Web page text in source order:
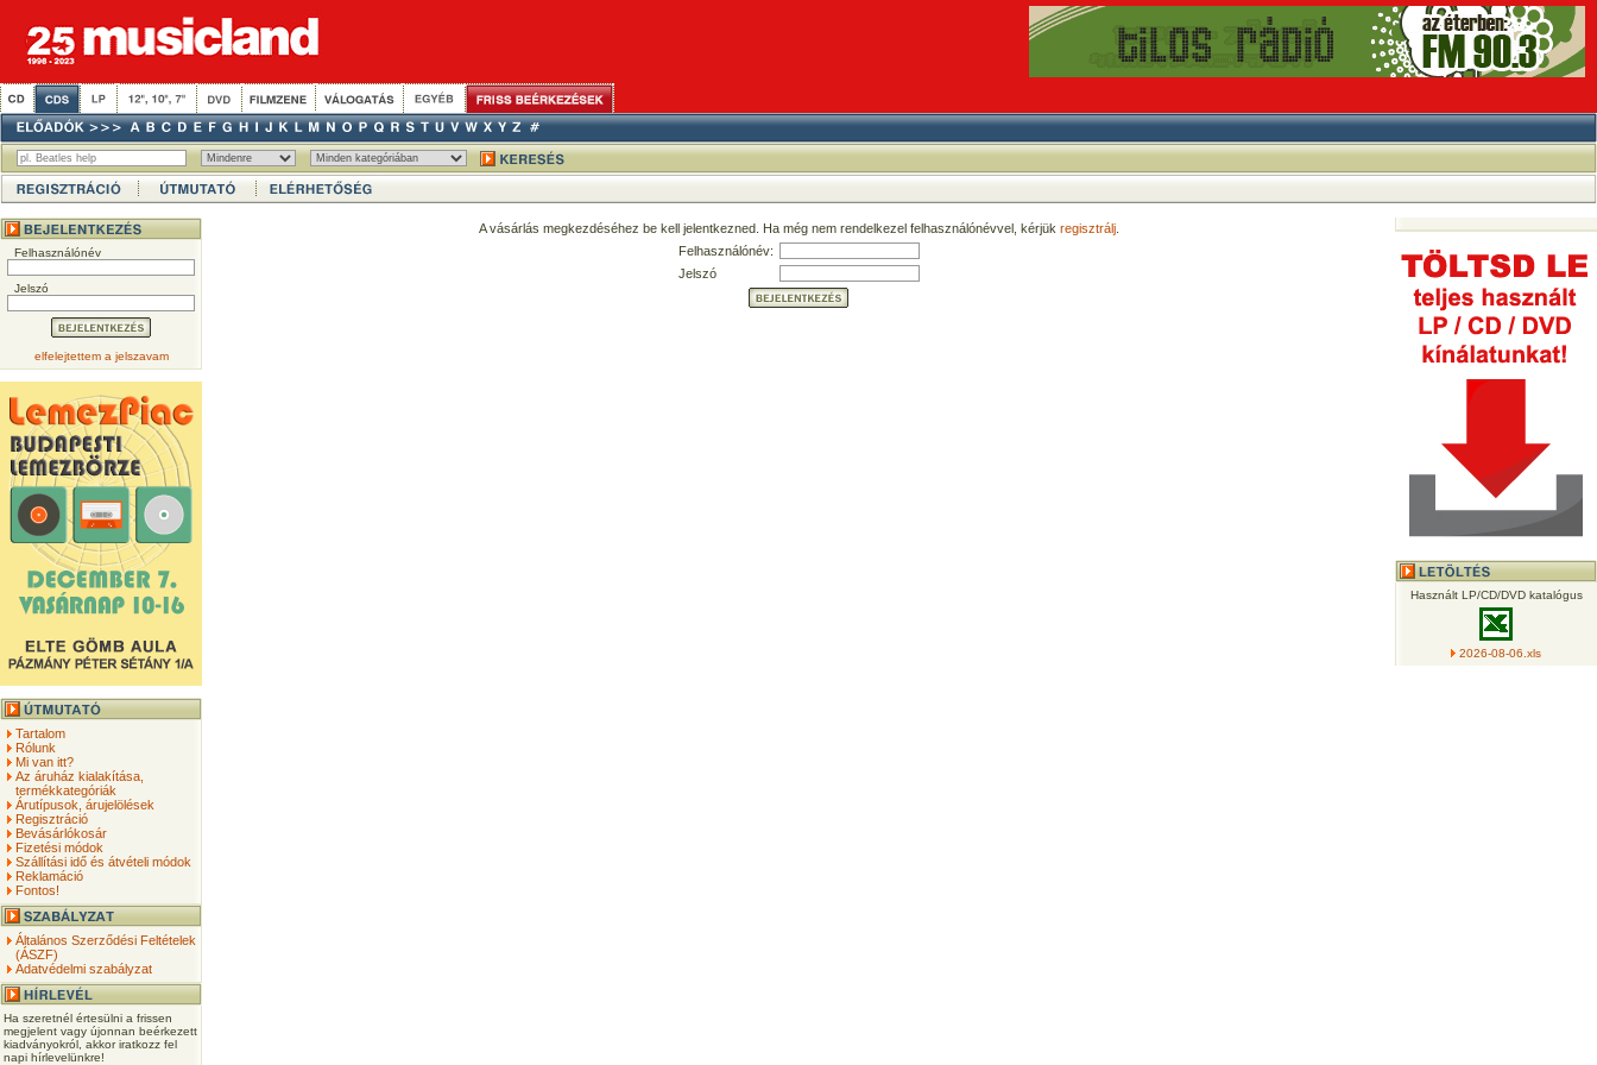
Felhasználónév
Jelszó
elfelejtettem a jelszavam
Tartalom
Rólunk
Mi van itt?
Az áruház kialakítása,
termékkategóriák
Árutípusok, árujelölések
Regisztráció
Bevásárlókosár
Fizetési módok
Szállítási idő és átvételi módok
Reklamáció
Fontos!
Általános Szerződési Feltételek
(ÁSZF)
Adatvédelmi szabályzat
Ha szeretnél értesülni a frissen
megjelent vagy újonnan beérkezett
kiadványokról, akkor iratkozz fel
napi hírlevelünkre!
A vásárlás megkezdéséhez be kell jelentkezned. Ha még nem rendelkezel felhasználónévvel, kérjük regisztrálj.
Felhasználónév:
Jelszó
Használt LP/CD/DVD katalógus
2026-08-06.xls